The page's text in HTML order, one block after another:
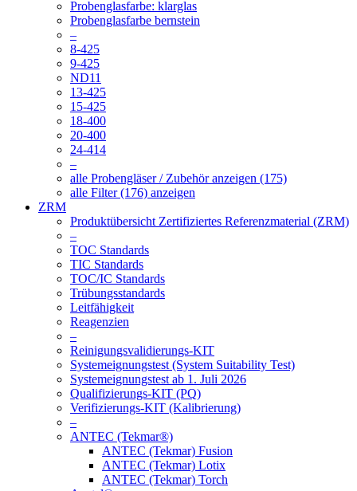
Probenglasfarbe: klarglas
Probenglasfarbe bernstein
–
8-425
9-425
ND11
13-425
15-425
18-400
20-400
24-414
–
alle Probengläser / Zubehör anzeigen (175)
alle Filter (176) anzeigen
ZRM
Produktübersicht Zertifiziertes Referenzmaterial (ZRM)
–
TOC Standards
TIC Standards
TOC/IC Standards
Trübungsstandards
Leitfähigkeit
Reagenzien
–
Reinigungsvalidierungs-KIT
Systemeignungstest (System Suitability Test)
Systemeignungstest ab 1. Juli 2026
Qualifizierungs-KIT (PQ)
Verifizierungs-KIT (Kalibrierung)
–
ANTEC (Tekmar®)
ANTEC (Tekmar) Fusion
ANTEC (Tekmar) Lotix
ANTEC (Tekmar) Torch